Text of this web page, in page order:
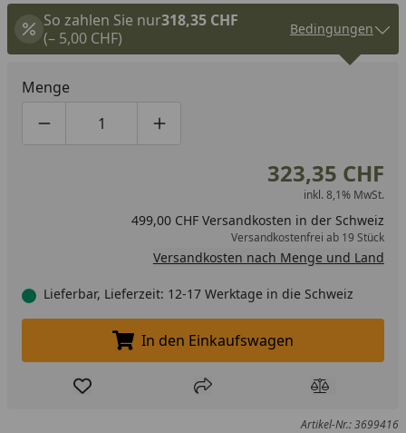
So zahlen Sie nur318,35 CHF
(– 5,00 CHF)
Bedingungen
Menge
Produktmenge um eins verringern
Produktmenge manuell eingeben
Produktmenge um eins erhöhen
323,35 CHF
inkl. 8,1% MwSt.
499,00 CHF Versandkosten in der Schweiz
Versandkostenfrei ab 19 Stück
Versandkosten nach Menge und Land
Lieferbar, Lieferzeit: 12-17 Werktage in die Schweiz
In den Einkaufswagen legen
In den Einkaufswagen
Produkt zur Wunschliste hinzufügen
Teilen Produkt
Artikel-Nr.: 3699416